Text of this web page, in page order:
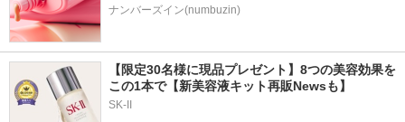
ナンバーズイン(numbuzin)
【限定30名様に現品プレゼント】8つの美容効果を
この1本で【新美容液キット再販Newsも】
SK-II